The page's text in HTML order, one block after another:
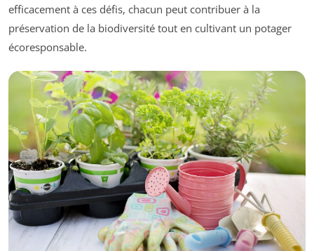
efficacement à ces défis, chacun peut contribuer à la
préservation de la biodiversité tout en cultivant un potager
écoresponsable.